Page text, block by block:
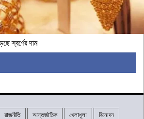
স্বর্ণের দাম
রাজনীতি আন্তর্জাতিক খেলাধূলা বিনোদন